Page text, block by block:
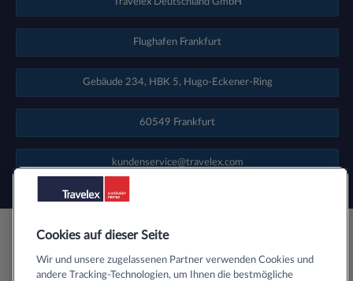
Flughafen Frankfurt
Gebäude 234, HBK 5, Hugo-Eckener-Ring
60549 Frankfurt
kundenservice@travelex.com
Cookies auf dieser Seite
Wir und unsere zugelassenen Partner verwenden Cookies und
andere Tracking-Technologien, um Ihnen die bestmögliche